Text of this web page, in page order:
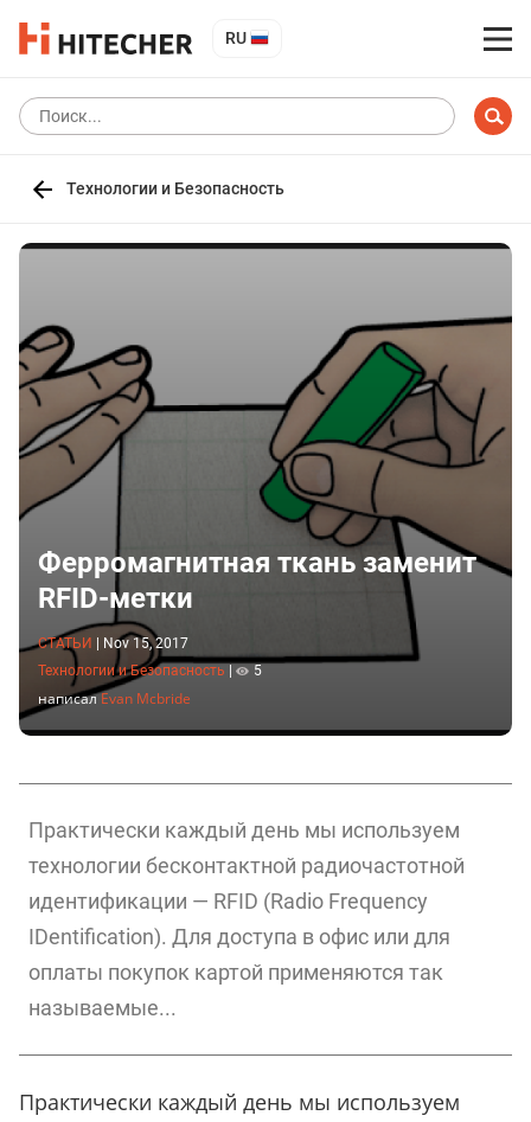
RU
Технологии и Безопасность
Ферромагнитная ткань заменит
RFID-метки
СТАТЬИ
Nov 15, 2017
Технологии и Безопасность
5
написалEvan Mcbride
Практически каждый день мы используем
технологии бесконтактной радиочастотной
идентификации — RFID (Radio Frequency
IDentification). Для доступа в офис или для
оплаты покупок картой применяются так
называемые...
Практически каждый день мы используем